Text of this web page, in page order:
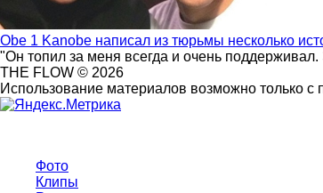
Obe 1 Kanobe написал из тюрьмы несколько
"Он топил за меня всегда и очень
THE FLOW © 2026
Использование материалов возможно только с
Фото
Клипы